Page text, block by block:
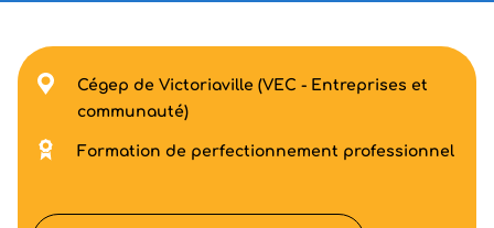
Cégep de Victoriaville (VEC - Entreprises et
communauté)
Formation de perfectionnement professionnel